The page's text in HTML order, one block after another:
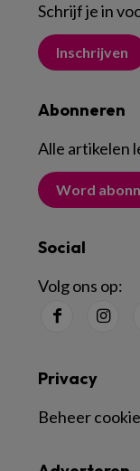
Schrijf je in
Inschrijven
Abonneren
Alle artikelen
Word
Social
Volg ons op:
Privacy
Beheer